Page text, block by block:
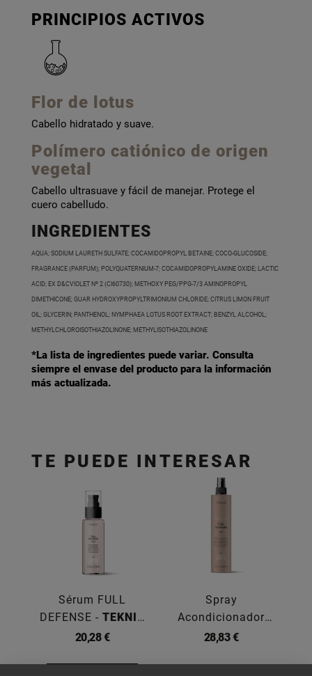
PRINCIPIOS ACTIVOS
Flor de lotus
Cabello hidratado y suave.
Polímero catiónico de origen
vegetal
Cabello ultrasuave y fácil de manejar. Protege el
cuero cabelludo.
INGREDIENTES
AQUA; SODIUM LAURETH SULFATE; COCAMIDOPROPYL BETAINE; COCO-GLUCOSIDE;
FRAGRANCE (PARFUM); POLYQUATERNIUM-7; COCAMIDOPROPYLAMINE OXIDE; LACTIC
ACID; EX D&CVIOLET Nº 2 (CI60730); METHOXY PEG/PPG-7/3 AMINOPROPYL
DIMETHICONE; GUAR HYDROXYPROPYLTRIMONIUM CHLORIDE; CITRUS LIMON FRUIT
OIL; GLYCERIN; PANTHENOL; NYMPHAEA LOTUS ROOT EXTRACT; BENZYL ALCOHOL;
METHYLCHLOROISOTHIAZOLINONE; METHYLISOTHIAZOLINONE
*La lista de ingredientes puede variar. Consulta
siempre el envase del producto para la información
más actualizada.
TE PUEDE INTERESAR
Sérum FULL
DEFENSE - TEKNIA
100ML
20,28 €
Spray
Acondicionador
FULL... -TEKNIA
28,83 €